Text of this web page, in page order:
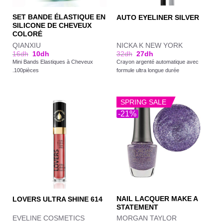
SET BANDE ÉLASTIQUE EN
SILICONE DE CHEVEUX
COLORÉ
QIANXIU
16dh 10dh
Mini Bands Elastiques à Cheveux
.100pièces
AUTO EYELINER SILVER
NICKA K NEW YORK
32dh 27dh
Crayon argenté automatique avec
formule ultra longue durée
LOVERS ULTRA SHINE 614
EVELINE COSMETICS
-21%
SPRING SALE
NAIL LACQUER MAKE A
STATEMENT
MORGAN TAYLOR